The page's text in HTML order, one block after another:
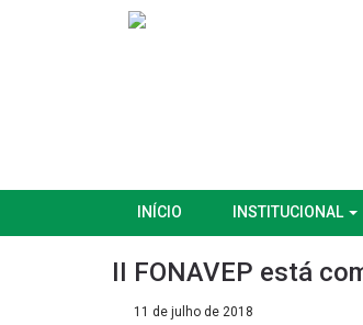
INÍCIO INSTITUCIONAL
II FONAVEP está
11 de julho de 2018